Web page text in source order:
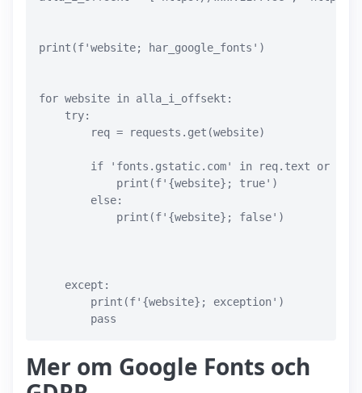
print(f'website; har_google_fonts')
for website in alla_i_offsekt:
    try:
        req = requests.get(website)
if 'fonts.gstatic.com' in req.text or
            print(f'{website}; true')
        else:
            print(f'{website}; false')
    except:
        print(f'{website}; exception')
Mer om Google Fonts och